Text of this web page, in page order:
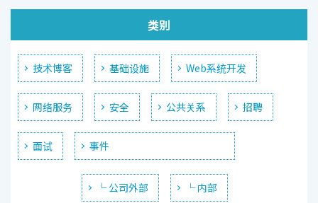
类别
技术博客 基础设施 Web系统开发
网络服务 安全 公共关系 招聘
面试 事件
└ 公司外部 └ 内部